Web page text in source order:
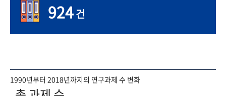
924건
1990년부터 2018년까지의 연구과제 수 변화